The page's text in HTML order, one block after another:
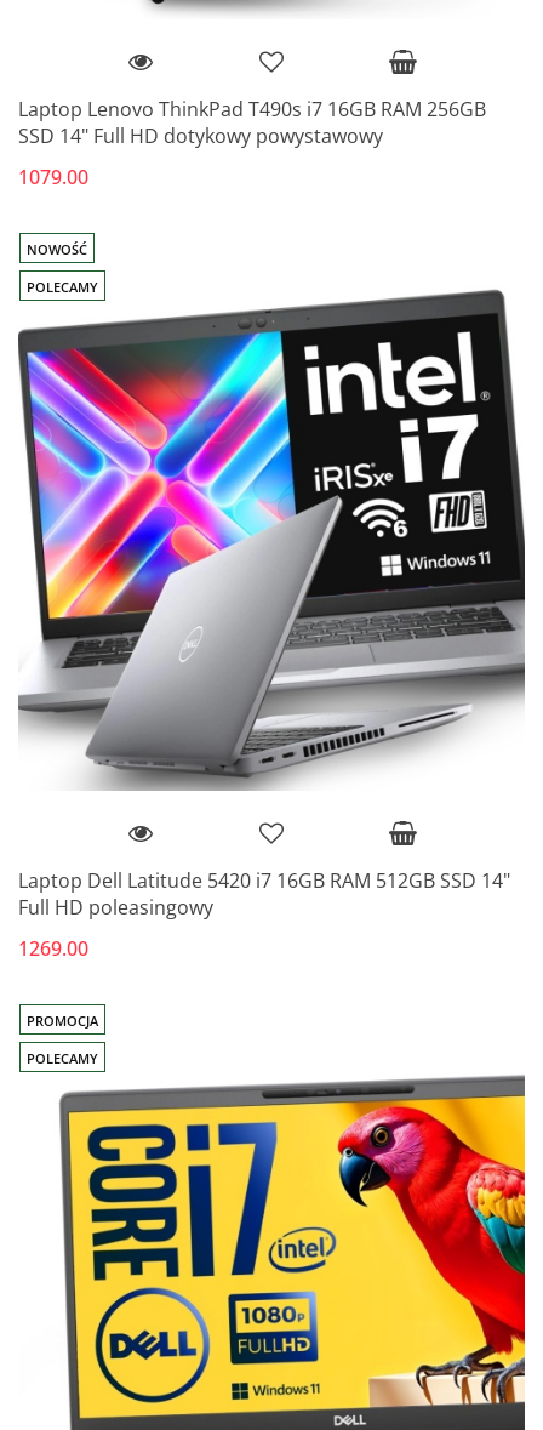
Laptop Lenovo ThinkPad T490s i7 16GB RAM 256GB
SSD 14" Full HD dotykowy powystawowy
1079.00
NOWOŚĆ
POLECAMY
Laptop Dell Latitude 5420 i7 16GB RAM 512GB SSD 14"
Full HD poleasingowy
1269.00
PROMOCJA
POLECAMY